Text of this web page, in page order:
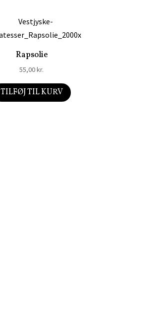
Rapsolie
55,00kr.
TILFØJ TIL KURV